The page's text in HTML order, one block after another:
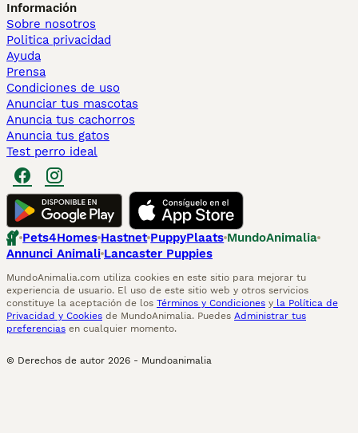
Información
Sobre nosotros
Politica privacidad
Ayuda
Prensa
Condiciones de uso
Anunciar tus mascotas
Anuncia tus cachorros
Anuncia tus gatos
Test perro ideal
Pets4Homes Hastnet PuppyPlaats MundoAnimalia
Annunci Animali Lancaster Puppies
MundoAnimalia.com utiliza cookies en este sitio para mejorar tu
experiencia de usuario. El uso de este sitio web y otros servicios
constituye la aceptación de los Términos y Condiciones y la Política de
Privacidad y Cookies de MundoAnimalia. Puedes Administrar tus
preferencias en cualquier momento.
© Derechos de autor 2026 - Mundoanimalia